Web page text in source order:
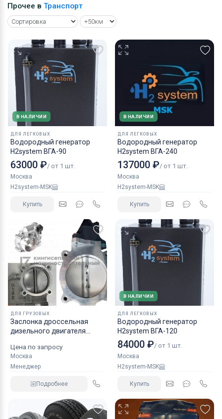
Прочее в Транспорт
В НАЛИЧИИ
ДЛЯ ЛЕГКОВЫХ
Водородный генератор
H2system ВГА-90
63000 ₽/ от 1 шт.
Москва
H2system-MSK
Купить
В НАЛИЧИИ
ДЛЯ ЛЕГКОВЫХ
Водородный генератор
H2system ВГА-240
137000 ₽/ от 1 шт.
Москва
H2system-MSK
Купить
ДЛЯ ГРУЗОВЫХ
Заслонка дроссельная
дизельного двигателя
Цена по запросу
Москва
Менеджер
Подробнее
В НАЛИЧИИ
ДЛЯ ЛЕГКОВЫХ
Водородный генератор
H2system ВГА-120
84000 ₽/ от 1 шт.
Москва
H2system-MSK
Купить